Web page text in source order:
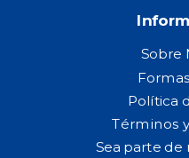
Sobre
Política
Términos
Sea parte